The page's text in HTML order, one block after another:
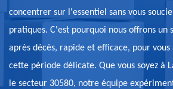
concentrer sur l'essentiel sans vous
pratiques. C'est pourquoi nous offrons un
après décès, rapide et efficace, pour vous
cette période délicate. Que vous soyez à
le secteur 30580, notre équipe